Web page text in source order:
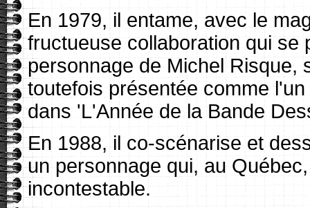
En 1979, il entame, avec le
fructueuse collaboration qui se
personnage de Michel Risque,
toutefois présentée comme
dans 'L'Année de la Bande
En 1988, il co-scénarise et
un personnage qui, au
incontestable.